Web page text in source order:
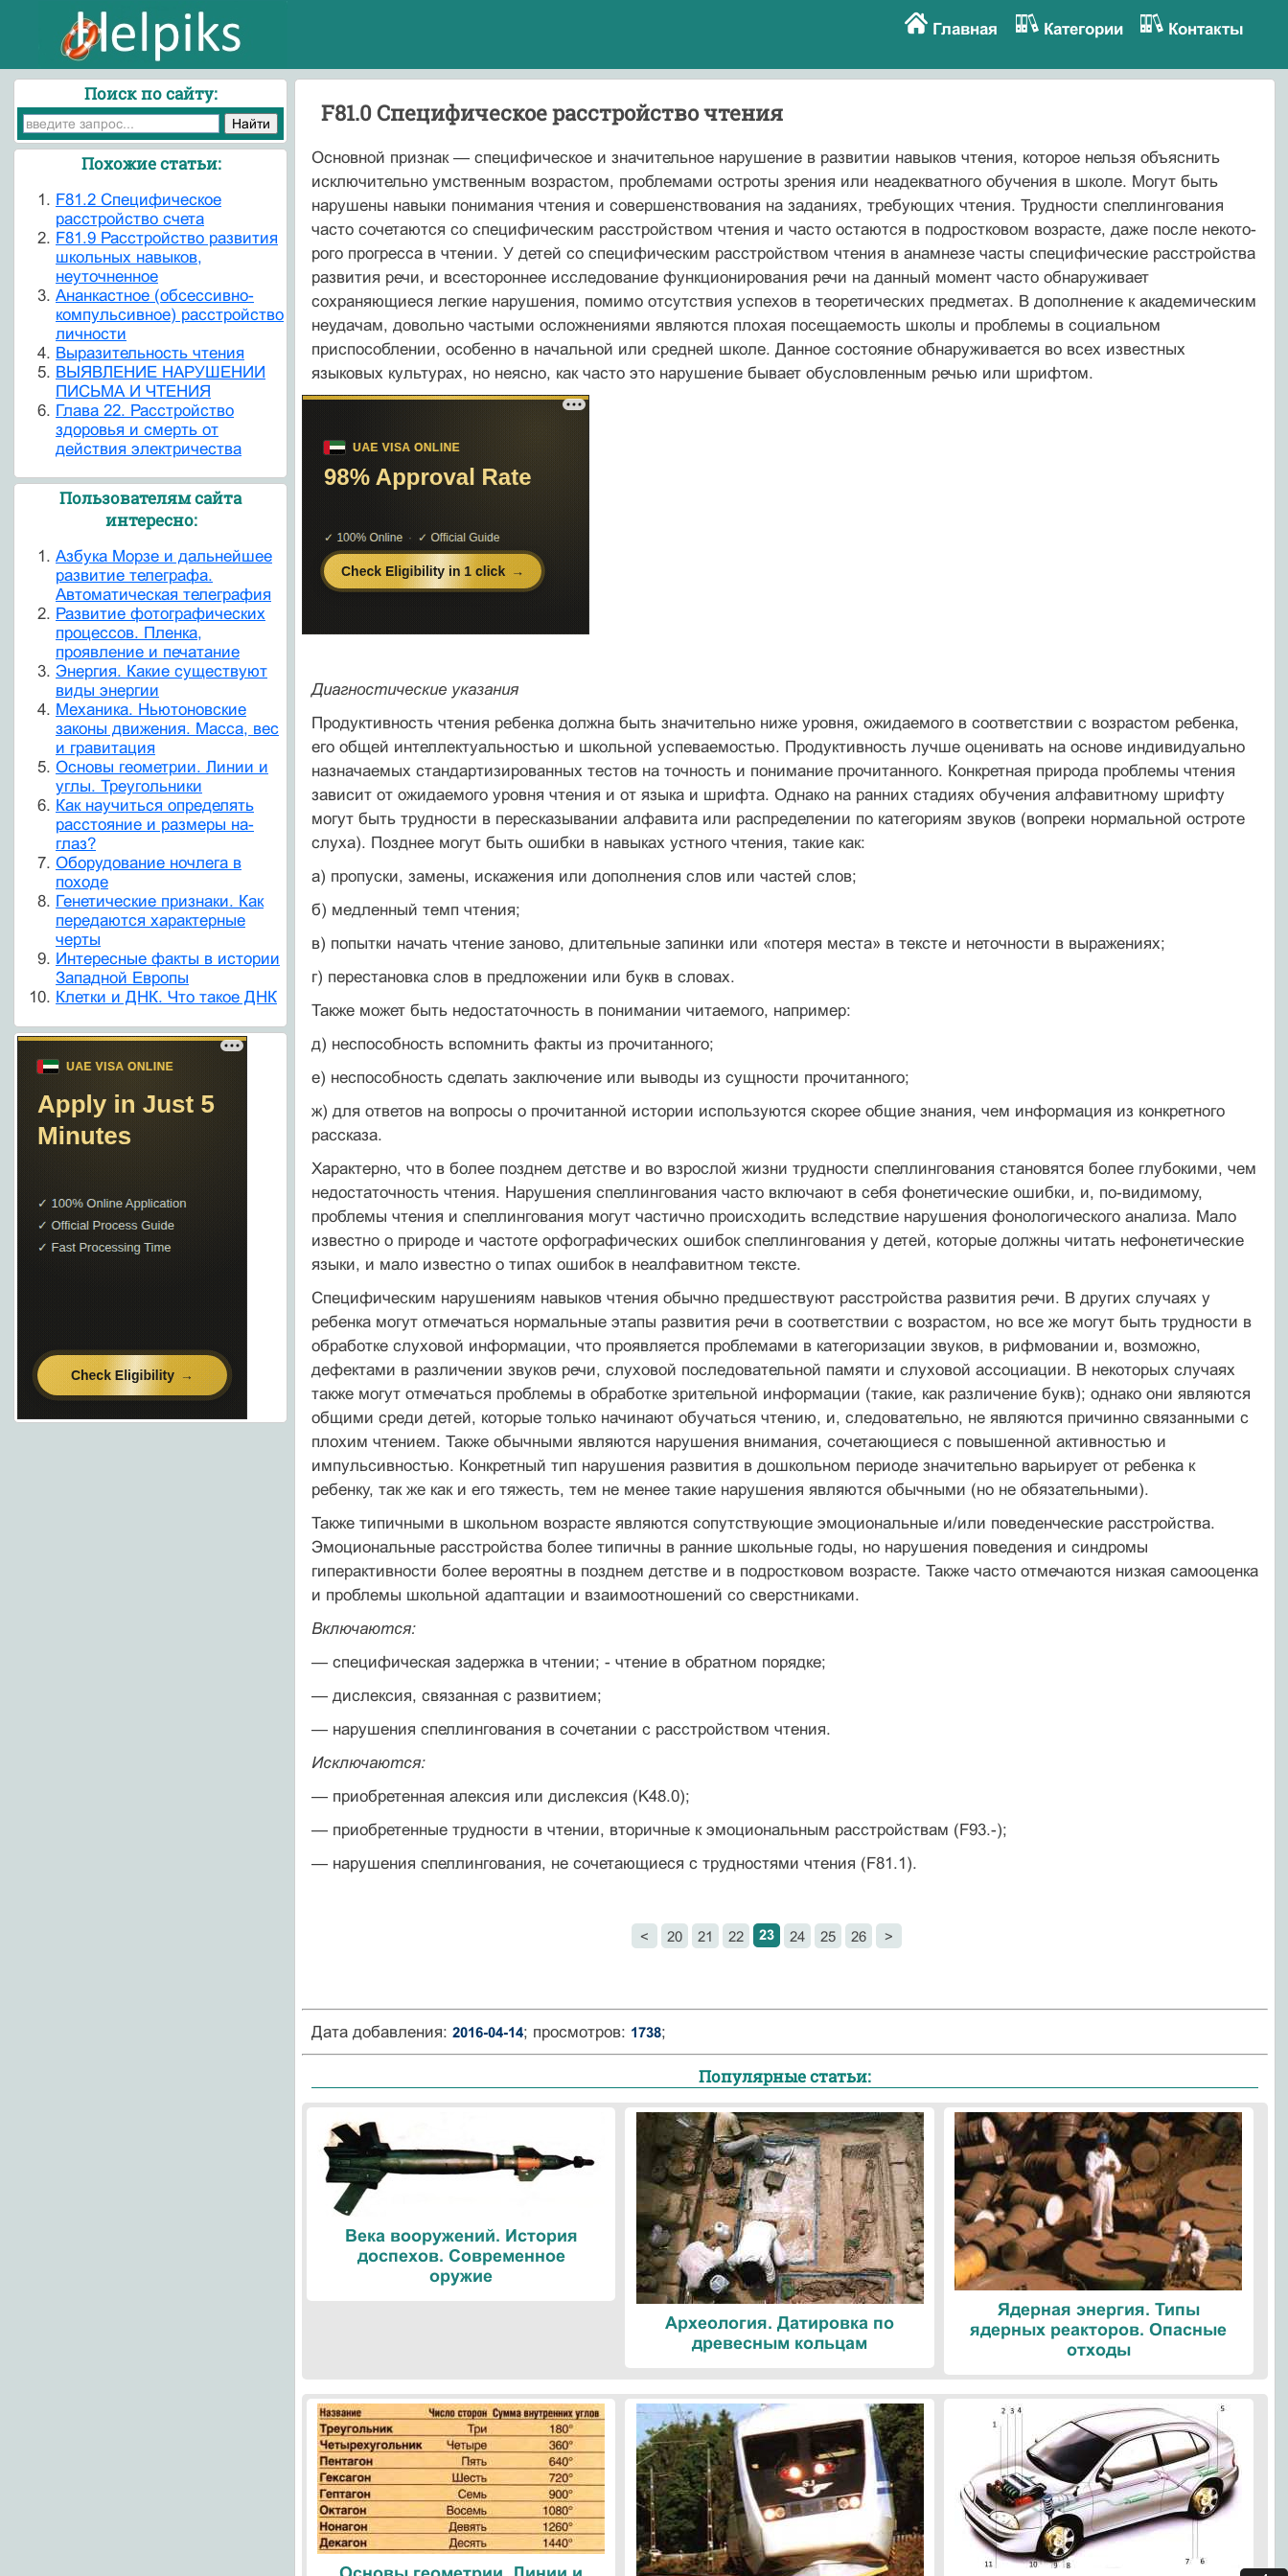
Главная Категории Контакты
F81.0 Специфическое расстройство чтения
Основной признак — специфическое и значительное нарушение в развитии навыков чтения, которое нельзя объяснить
исключительно умственным возрастом, проблемами остроты зрения или неадекват­ного обучения в школе. Могут быть
нарушены навыки понимания чте­ния и совершенствования на заданиях, требующих чтения. Трудности спеллингования
часто сочетаются со специфическим расстройством чтения и часто остаются в подростковом возрасте, даже после некото­
рого прогресса в чтении. У детей со специфическим расстройством чтения в анамнезе часты специфические расстройства
развития речи, и всестороннее исследование функционирования речи на данный мо­мент часто обнаруживает
сохраняющиеся легкие нарушения, помимо отсутствия успехов в теоретических предметах. В дополнение к акаде­мическим
неудачам, довольно частыми осложнениями являются плохая посещаемость школы и проблемы в социальном
приспособлении, особенно в начальной или средней школе. Данное состояние обнару­живается во всех известных
языковых культурах, но неясно, как часто это нарушение бывает обусловленным речью или шрифтом.
Диагностические указания
Продуктивность чтения ребенка должна быть значительно ниже уровня, ожидаемого в соответствии с возрастом ребенка,
его общей интеллектуальностью и школьной успеваемостью. Продуктивность лучше оценивать на основе индивидуально
назначаемых стандарти­зированных тестов на точность и понимание прочитанного. Конкрет­ная природа проблемы чтения
зависит от ожидаемого уровня чтения и от языка и шрифта. Однако на ранних стадиях обучения алфавитному шрифту
могут быть трудности в пересказывании алфавита или распре­делении по категориям звуков (вопреки нормальной остроте
слуха). Позднее могут быть ошибки в навыках устного чтения, такие как:
а) пропуски, замены, искажения или дополнения слов или частей слов;
б) медленный темп чтения;
в) попытки начать чтение заново, длительные запинки или «поте­ря места» в тексте и неточности в выражениях;
г) перестановка слов в предложении или букв в словах.
Также может быть недостаточность в понимании читаемого, например:
д) неспособность вспомнить факты из прочитанного;
е) неспособность сделать заключение или выводы из сущности про­читанного;
ж) для ответов на вопросы о прочитанной истории используются скорее общие знания, чем информация из конкретного
рассказа.
Характерно, что в более позднем детстве и во взрослой жизни труд­ности спеллингования становятся более глубокими, чем
недостаточ­ность чтения. Нарушения спеллингования часто включают в себя фонетические ошибки, и, по-видимому,
проблемы чтения и спеллин­гования могут частично происходить вследствие нарушения фоноло­гического анализа. Мало
известно о природе и частоте орфографичес­ких ошибок спеллингования у детей, которые должны читать нефоне­тические
языки, и мало известно о типах ошибок в неалфавитном тексте.
Специфическим нарушениям навыков чтения обычно предшеству­ют расстройства развития речи. В других случаях у
ребенка могут от­мечаться нормальные этапы развития речи в соответствии с возрас­том, но все же могут быть трудности в
обработке слуховой информации, что проявляется проблемами в категоризации звуков, в рифмова­нии и, возможно,
дефектами в различении звуков речи, слуховой по­следовательной памяти и слуховой ассоциации. В некоторых случаях
также могут отмечаться проблемы в обработке зрительной информа­ции (такие, как различение букв); однако они являются
общими среди детей, которые только начинают обучаться чтению, и, следовательно, не являются причинно связанными с
плохим чтением. Также обычны­ми являются нарушения внимания, сочетающиеся с повышенной ак­тивностью и
импульсивностью. Конкретный тип нарушения развития в дошкольном периоде значительно варьирует от ребенка к
ребенку, так же как и его тяжесть, тем не менее такие нарушения являются обыч­ными (но не обязательными).
Также типичными в школьном возрасте являются сопутствующие эмоциональные и/или поведенческие расстройства.
Эмоциональные расстройства более типичны в ранние школьные годы, но нарушения поведения и синдромы
гиперактивности более вероятны в позднем детстве и в подростковом возрасте. Также часто отмечаются низкая са­мооценка
и проблемы школьной адаптации и взаимоотношений со сверстниками.
Включаются:
— специфическая задержка в чтении; - чтение в обратном порядке;
— дислексия, связанная с развитием;
— нарушения спеллингования в сочетании с расстройством чтения.
Исключаются:
— приобретенная алексия или дислексия (K48.0);
— приобретенные трудности в чтении, вторичные к эмоциональ­ным расстройствам (F93.-);
— нарушения спеллингования, не сочетающиеся с трудностями чте­ния (F81.1).
< 20 21 22 23 24 25 26 >
Дата добавления: 2016-04-14; просмотров: 1738;
Популярные статьи:
Века вооружений. История
доспехов. Современное
оружие
Археология. Датировка по
древесным кольцам
Ядерная энергия. Типы
ядерных реакторов. Опасные
отходы
Поиск по сайту:
Похожие статьи:
F81.2 Специфическое
расстройство счета
F81.9 Расстройство развития
школьных навыков,
неуточненное
Ананкастное (обсессивно-
компульсивное) расстройство
личности
Выразительность чтения
ВЫЯВЛЕНИЕ НАРУШЕНИИ
ПИСЬМА И ЧТЕНИЯ
Глава 22. Расстройство
здоровья и смерть от
действия электричества
Пользователям сайта
интересно:
Азбука Морзе и дальнейшее
развитие телеграфа.
Автоматическая телеграфия
Развитие фотографических
процессов. Пленка,
проявление и печатание
Энергия. Какие существуют
виды энергии
Механика. Ньютоновские
законы движения. Масса, вес
и гравитация
Основы геометрии. Линии и
углы. Треугольники
Как научиться определять
расстояние и размеры на-
глаз?
Оборудование ночлега в
походе
Генетические признаки. Как
передаются характерные
черты
Интересные факты в истории
Западной Европы
Клетки и ДНК. Что такое ДНК